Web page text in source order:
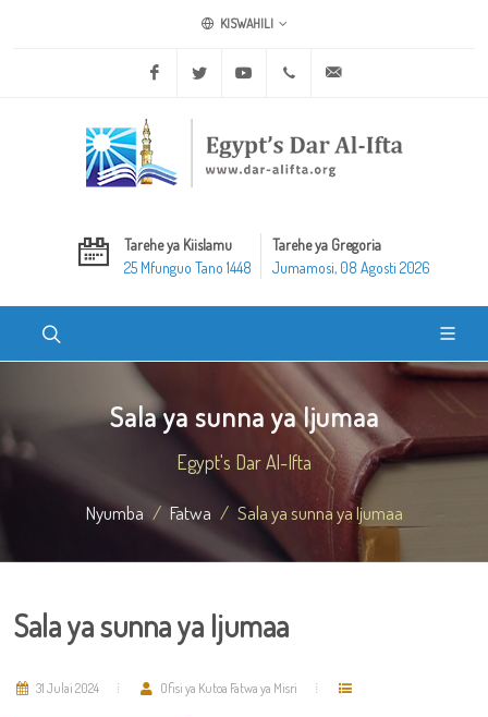
KISWAHILI
Facebook Twitter Youtube +20 2 25970400
Tarehe ya Kiislamu
25 Mfunguo Tano 1448
Tarehe ya Gregoria
Jumamosi, 08 Agosti 2026
Sala ya sunna ya Ijumaa
Egypt's Dar Al-Ifta
Nyumba Fatwa Sala ya sunna ya Ijumaa
Sala ya sunna ya Ijumaa
31 Julai 2024 Ofisi ya Kutoa Fatwa ya Misri